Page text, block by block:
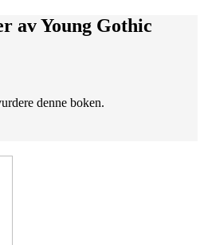
avYoung Gothic
denne boken.